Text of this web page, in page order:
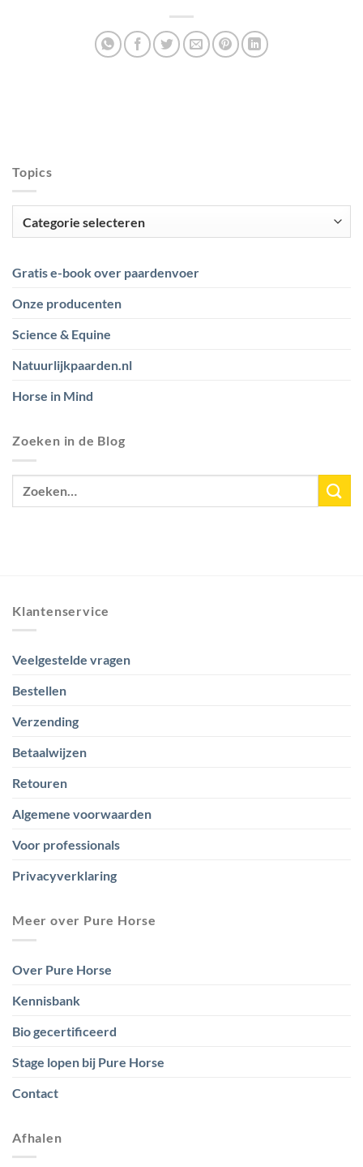
Topics
Gratis e-book over paardenvoer
Onze producenten
Science & Equine
Natuurlijkpaarden.nl
Horse in Mind
Zoeken in de Blog
Klantenservice
Veelgestelde vragen
Bestellen
Verzending
Betaalwijzen
Retouren
Algemene voorwaarden
Voor professionals
Privacyverklaring
Meer over Pure Horse
Over Pure Horse
Kennisbank
Bio gecertificeerd
Stage lopen bij Pure Horse
Contact
Afhalen